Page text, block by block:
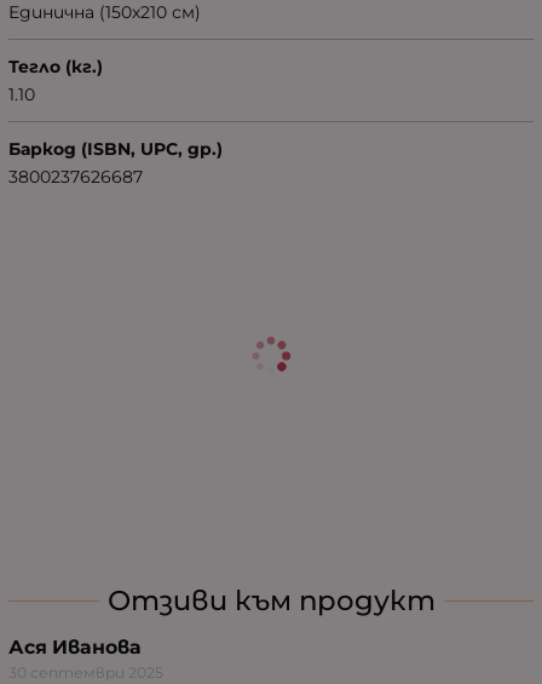
Единична (150х210 см)
Тегло (кг.)
1.10
Баркод (ISBN, UPC, др.)
3800237626687
Отзиви към продукт
Ася Иванова
30 септември 2025